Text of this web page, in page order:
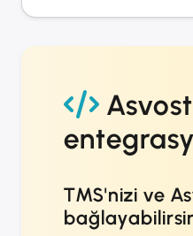
TMS'nizi ve